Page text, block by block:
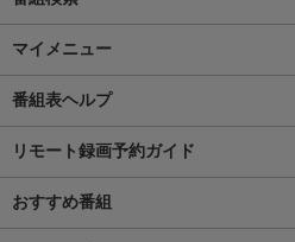
マイメニュー
番組表ヘルプ
リモート録画予約ガイド
おすすめ番組